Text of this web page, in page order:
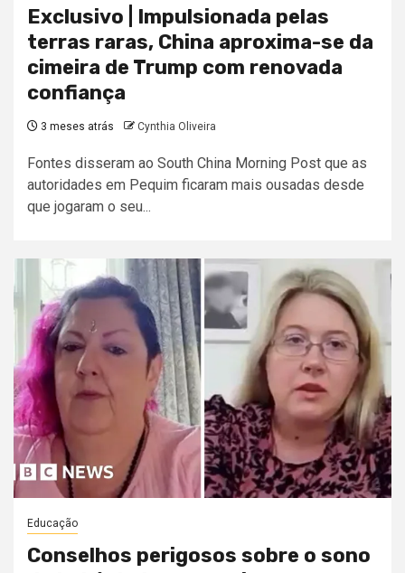
Exclusivo | Impulsionada pelas
terras raras, China aproxima-se da
cimeira de Trump com renovada
confiança
3 meses atrás Cynthia Oliveira
Fontes disseram ao South China Morning Post que as
autoridades em Pequim ficaram mais ousadas desde
que jogaram o seu...
Educação
Conselhos perigosos sobre o sono